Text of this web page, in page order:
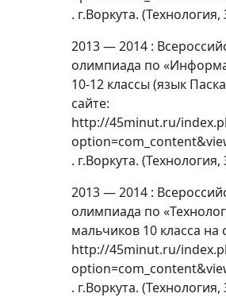
. г.Воркута.
2013 — 2014 :
олимпиада по
10-12 классы (язык
сайте:
http://45minut.ru/
. г.Воркута.
2013 — 2014 :
олимпиада по
мальчиков 10 класса на
http://45minut.ru/
. г.Воркута.